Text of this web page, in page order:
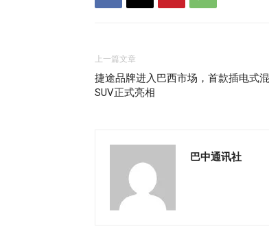
上一篇文章
捷途品牌进入巴西市场，首款插电式
SUV正式亮相
巴中通讯社